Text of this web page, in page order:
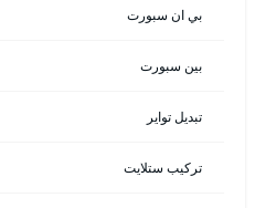
بي ان سبورت
بين سبورت
تبديل تواير
تركيب ستلايت